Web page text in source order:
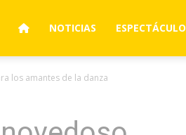
NOTICIAS ESPECTÁCULO
los amantes de la danza